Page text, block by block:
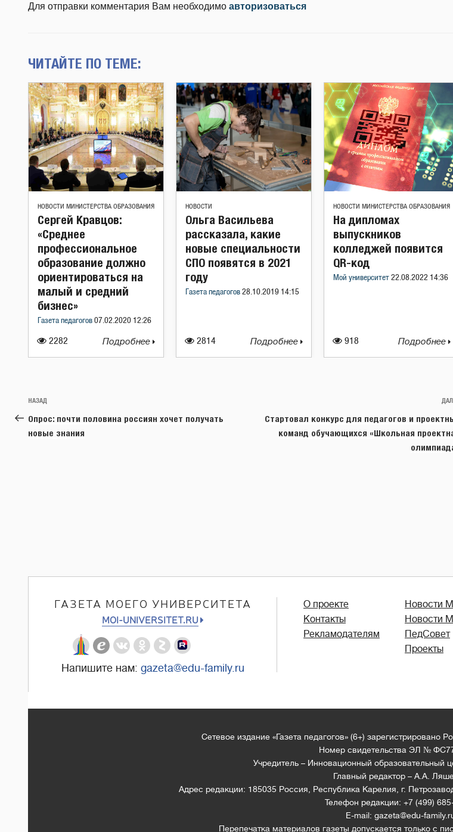
Для отправки комментария Вам необходимо авторизоваться
ЧИТАЙТЕ ПО ТЕМЕ:
НОВОСТИ МИНИСТЕРСТВА ОБРАЗОВАНИЯ
2282
Сергей Кравцов:
«Среднее
профессиональное
образование должно
ориентироваться на
малый и средний
бизнес»
Газета педагогов 07.02.2020 12:26
Подробнее
НОВОСТИ
2814
Ольга Васильева
рассказала, какие
новые специальности
СПО появятся в 2021
году
Газета педагогов 28.10.2019 14:15
Подробнее
НОВОСТИ МИНИСТЕРСТВА ОБРАЗОВАНИЯ
918
На дипломах
выпускников
колледжей появится
QR-код
Мой университет 22.08.2022 14:36
Подробнее
Навигация
по
записям
Предыдущая
запись:
НАЗАД
Опрос: почти половина россиян хочет получать
новые знания
Стартовал конкурс для педагогов и
команд обучающихся «Школьная
ГАЗЕТА МОЕГО УНИВЕРСИТЕТА
MOI-UNIVERSITET.RU
Напишите нам: gazeta@edu-family.ru
О проекте
Контакты
Рекламодателям
Новости
Новости
ПедСовет
Проекты
Сетевое издание «Газета педагогов» (6+) зарегистрировано
Номер свидетельства ЭЛ №
Учредитель – Инновационный образовательный
Главный редактор – А.А.
Адрес редакции: 185035 Россия, Республика Карелия, г.
Телефон редакции: +7 (499)
E-mail: gazeta@edu-
Перепечатка материалов газеты допускается только c